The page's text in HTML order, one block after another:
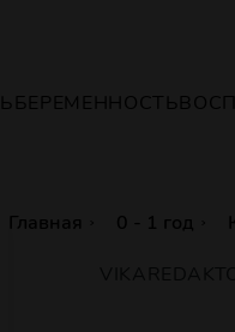
БЕРЕМЕННОСТЬ
Главная 0 - 1 год